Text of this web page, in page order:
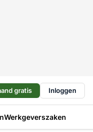
gratis Inloggen
Werkgeverszaken